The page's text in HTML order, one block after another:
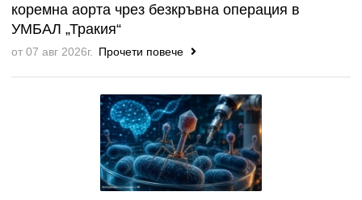
коремна аорта чрез безкръвна операция в
УМБАЛ „Тракия“
от 07 авг 2026г. Прочети повече